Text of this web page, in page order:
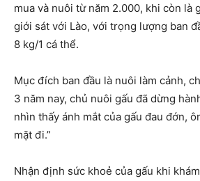
mua và nuôi từ năm 2.000, khi còn là
giới sát với Lào, với trọng lượng ban
8 kg/1 cá thể.
Mục đích ban đầu là nuôi làm cảnh,
3 năm nay, chủ nuôi gấu đã dừng
nhìn thấy ánh mắt của gấu đau đớn,
mặt đi.”
Nhận định sức khoẻ của gấu khi